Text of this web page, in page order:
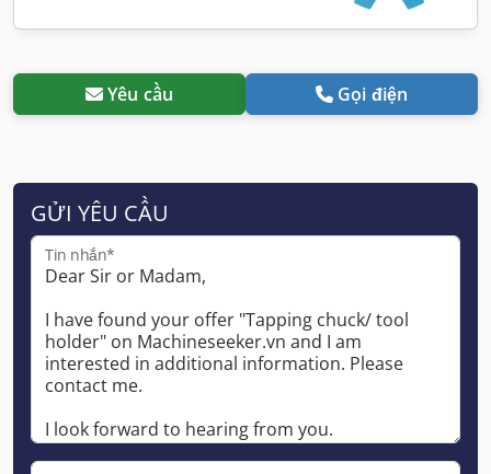
Yêu cầu Gọi điện
GỬI YÊU CẦU
Tin nhắn*